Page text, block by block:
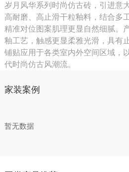
岁月风华系列时尚仿古砖，引进意
高耐磨、高止滑干粒釉料，结合多
精准对位图案肌理更显自然细腻。
釉工艺，触感更显柔雅光滑，具有
铺贴应用于各类室内外空间区域，
代时尚仿古风潮流。
家装案例
暂无数据